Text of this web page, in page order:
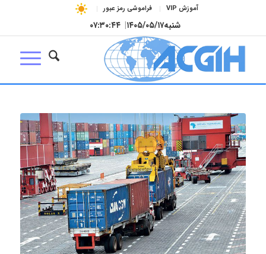
آموزش VIP فراموشی رمز عبور
شنبه۱۴۰۵/۰۵/۱۷| ۰۷:۳۰:۴۵